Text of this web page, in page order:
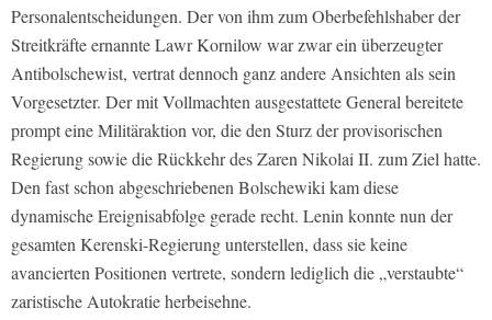
Personalentscheidungen. Der von ihm zum Oberbefehlshaber der
Streitkräfte ernannte Lawr Kornilow war zwar ein überzeugter
Antibolschewist, vertrat dennoch ganz andere Ansichten als sein
Vorgesetzter. Der mit Vollmachten ausgestattete General bereitete
prompt eine Militäraktion vor, die den Sturz der provisorischen
Regierung sowie die Rückkehr des Zaren Nikolai II. zum Ziel hatte.
Den fast schon abgeschriebenen Bolschewiki kam diese
dynamische Ereignisabfolge gerade recht. Lenin konnte nun der
gesamten Kerenski-Regierung unterstellen, dass sie keine
avancierten Positionen vertrete, sondern lediglich die „verstaubte“
zaristische Autokratie herbeisehne.